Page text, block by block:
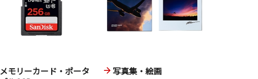
メモリーカード・ポータ
写真集・絵画